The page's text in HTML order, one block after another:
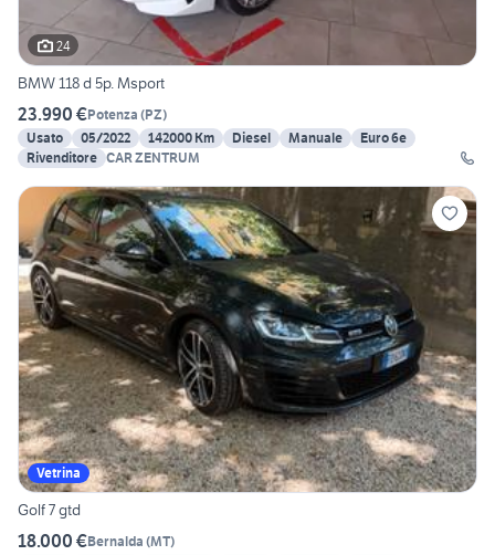
24
BMW 118 d 5p. Msport
23.990 €Potenza (PZ)
Usato
05/2022 142000 Km Diesel Manuale
Euro 6e
Rivenditore CAR ZENTRUM
Vetrina
Golf 7 gtd
18.000 €Bernalda (MT)